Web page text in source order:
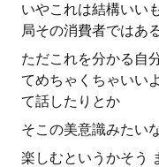
いやこれは結構いい
局その消費者ではあ
ただこれを分かる自
てめちゃくちゃいい
て話したりとか
そこの美意識みたい
楽しむというかそう